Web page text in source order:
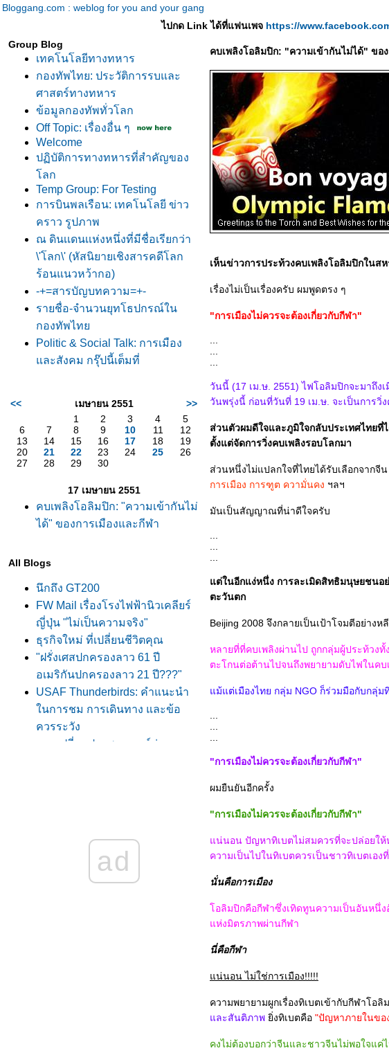
Bloggang.com : weblog for you and your gang
ไปกด Link ได้ที่แฟนเพจ https://
Group Blog
เทคโนโลยีทางทหาร
กองทัพไทย: ประวัติการรบและ
ศาสตร์ทางทหาร
ข้อมูลกองทัพทั่วโลก
Off Topic: เรื่องอื่น ๆ
Welcome
ปฏิบัติการทางทหารที่สำคัญของ
ลก
Temp Group: For Testing
การบินพลเรือน: เทคโนโลยี ข่าว
คราว รูปภาพ
ณ ดินเเดนเเห่งหนึ่งที่มีชื่อเรียกว่า
\'โลก\' (หัสนิยายเชิงสารคดีโลก
ร้อนแนวหว้ากอ)
-+=สารบัญบทความ=+-
รายชื่อ-จำนวนยุทโธปกรณ์ใน
กองทัพไท
Politic & Social Talk: การเมือง
ละสังคม กรุ๊ปนี้เต็มที่
<< เมษายน 2551
>>
1
2 3 4
5
6
7 8 9 10 11
12
13
14 15 16 17 18
19
20
21 22 23 24 25
26
27
28 29 30
17 เมษายน 2551
คบเพลิงโอลิมปิก: "ความเข้ากันไม่
ได้" ของการเมืองและกีฬา
All Blogs
นึกถึง GT200
FW Mail เรื่องโรงไฟฟ้านิวเคลียร์
ญี่ปุ่น "ไม่เป็นความจริง"
ธุรกิจใหม่ ที่เปลี่ยนชีวิตคุณ
"ฝรั่งเศสปกครองลาว 61 ปี
อเมริกันปกครองลาว 21 ปี???"
USAF Thunderbirds: คำแนะนำ
นการชม การเดินทาง และข้อ
ควรระวัง
ลกเปลี่ยนประสบการณ์ถ่า
ภาพสวย ๆ ในอัฟกานิสถาน
ฆษณาขายอาวุธครับ
อุ่นเครื่อง .... Skyman In
ad
คบเพลิงโอลิมปิก: "ความเข้ากันไม่ได้" ขอ
เห็นข่าวการประท้วงคบเพลิงโอลิมปิกในส
เรื่องไม่เป็นเรื่องครับ ผมพูดตรง ๆ
"การเมืองไม่ควรจะต้องเกี่ยวกับกีฬา"
วันนี้ (17 เม.ษ. 2551) ไฟโอลิมปิกจะมาถึง
วันพรุ่งนี้ ก่อนที่วันที่ 19 เม.ษ. จะเป็นการวิ่
ส่วนตัวผมดีใจและภูมิใจกลับประเทศไทย
ตั้งแต่จัดการวิ่งคบเพลิงรอบโลกมา
ส่วนหนึ่งไม่แปลกใจที่ไทยได้รับเลือกจากจีน
การเมือง การฑูต ความั่นคง ฯลฯ
มันเป็นสัญญาณที่น่าดีใจครับ
ต่ในอีกแง่หนึ่ง การละเมิดสิทธิมนุษยชนอย่
ตะวันตก
Beijing 2008 จึงกลายเป็นเป้าโจมตีอย่างห
หลายที่ที่คบเพลิงผ่านไป ถูกกลุ่มผู้ประท้วง
ตะโกนต่อต้านไปจนถึงพยายามดับไฟในคบ
ม้แต่เมืองไทย กลุ่ม NGO ก็ร่วมมือกับกลุ่ม
"การเมืองไม่ควรจะต้องเกี่ยวกับกีฬา"
ผมยืนยันอีกครั้ง
"การเมืองไม่ควรจะต้องเกี่ยวกับกีฬา"
น่นอน ปัญหาทิเบตไม่สมควรที่จะปล่อยให้
ความเป็นไปในทิเบตควรเป็นชาวทิเบตเอง
นั่นคือการเมือง
อลิมปิกคือกีฬาซึ่งเทิดทูนความเป็นอันหนึ่ง
ห่งมิตรภาพผ่านกีฬา
นี่คือกีฬา
น่นอน ไม่ใช่การเมือง!!!!!
ความพยายามผูกเรื่องทิเบตเข้ากับกีฬาโอลิ
ละสันติภาพ ิ่งทิเบตคือ "ปัญหาภายในขอ
คงไม่ต้องบอกว่าจีนและชาวจีนไม่พอใจแค่